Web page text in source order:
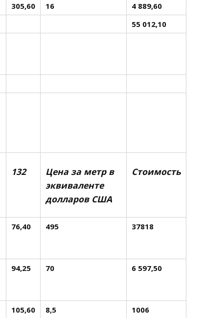
305,60 16
4 889,60
55 012,10
132
Цена за метр в
эквиваленте
долларов США
Стоимость
76,40 495 37818
94,25 70 6 597,50
105,60 8,5 1006